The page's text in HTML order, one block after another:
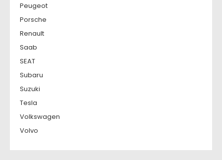
Peugeot
Porsche
Renault
Saab
SEAT
Subaru
Suzuki
Tesla
Volkswagen
Volvo